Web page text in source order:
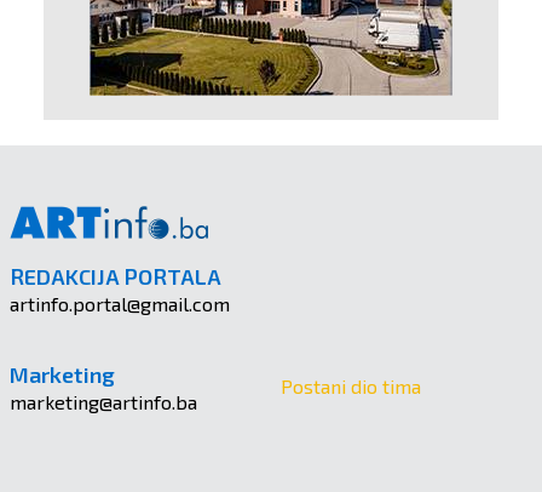
REDAKCIJA PORTALA
artinfo.portal@gmail.com
Marketing
marketing@artinfo.ba
Postani dio tima